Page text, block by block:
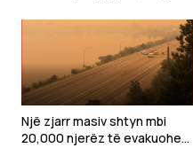
Zelenskyt në Beograd
Një zjarr masiv shtyn mbi
20,000 njerëz të evakuohen